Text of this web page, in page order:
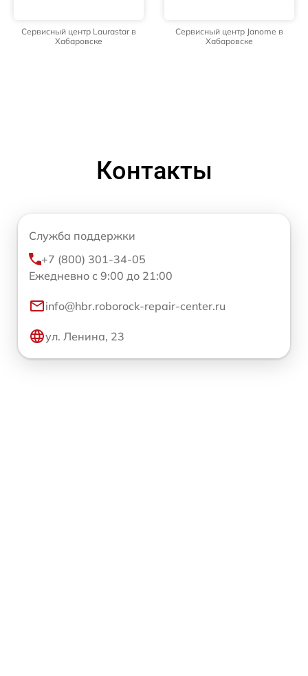
Сервисный центр Laurastar в
Хабаровске
Сервисный центр Janome в
Хабаровске
Контакты
Служба поддержки
+7 (800) 301-34-05
Ежедневно с 9:00 до 21:00
info@hbr.roborock-repair-center.ru
ул. Ленина, 23